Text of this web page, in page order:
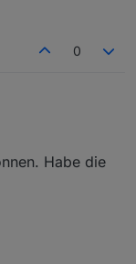
Papier?
0
Habe die